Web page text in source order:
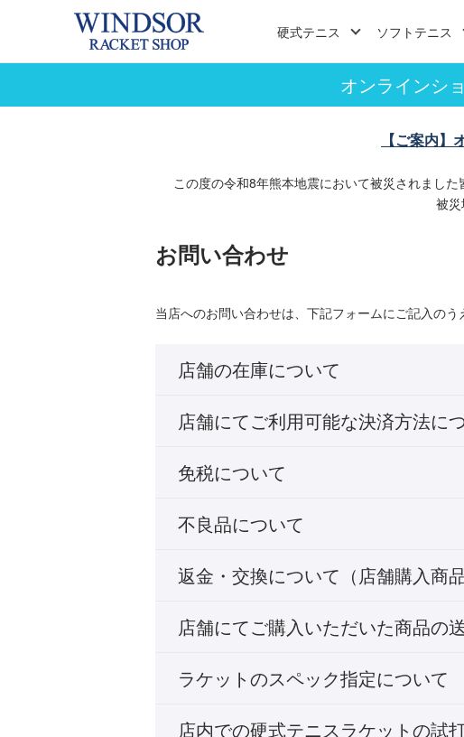
硬式テニス ソフトテニス
オンラインシ
【ご案内
この度の令和8年熊本地震において被災されまし
被
お問い合わせ
当店へのお問い合わせは、下記フォームにご記入の
店舗の在庫について
店舗にてご利用可能な決済方法に
免税について
不良品について
返金・交換について（店舗購入商品
店舗にてご購入いただいた商品の
ラケットのスペック指定について
店内での硬式テニスラケットの試